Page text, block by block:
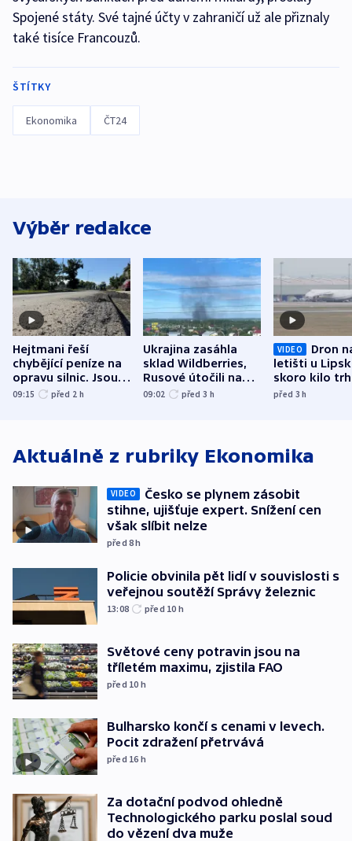
Spojené státy. Své tajné účty v zahraničí už ale přiznaly
také tisíce Francouzů.
ŠTÍTKY
Ekonomika ČT24
Výběr redakce
Hejtmani řeší
chybějící peníze na
opravu silnic. Jsou
nenárokové, namítá
09:15 před 2 h
Ukrajina zasáhla
sklad Wildberries,
Rusové útočili na
trh, hasiče či
09:02 před 3 h
VIDEO
Dron
letišti u
skoro kilo
indicie
před 3h
Aktuálně z rubriky Ekonomika
VIDEO
Česko se plynem zásobit
stihne, ujišťuje expert. Snížení cen
však slíbit nelze
před 8h
Policie obvinila pět lidí v souvislosti s
veřejnou soutěží Správy železnic
13:08 před 10 h
Světové ceny potravin jsou na
tříletém maximu, zjistila FAO
před 10 h
Bulharsko končí s cenami v levech.
Pocit zdražení přetrvává
před 16 h
Za dotační podvod ohledně
Technologického parku poslal soud
do vězení dva muže